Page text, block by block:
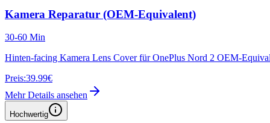
Kamera Reparatur (OEM-Equivalent)
30-60 Min
Hinten-facing Kamera Lens Cover für OnePlus Nord 2 OEM-
Preis:39.99€
Mehr Details ansehen
Hochwertig